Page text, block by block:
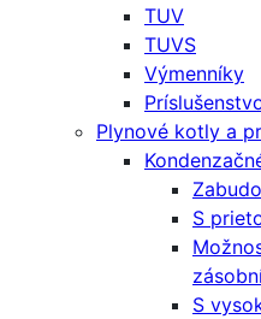
TUV
TUVS
Výmenníky
Plynové kotly a
S
S